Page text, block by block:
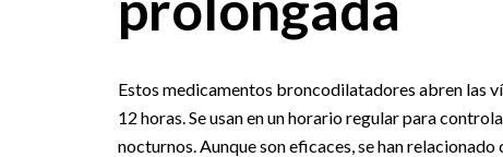
Estos medicamentos broncodilatadores abren las
12 horas. Se usan en un horario regular para
nocturnos. Aunque son eficaces, se han